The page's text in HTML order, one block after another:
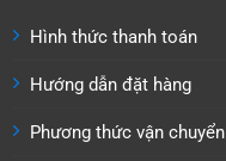
Hình thức thanh toán
Hướng dẫn đặt hàng
Phương thức vận chuyển